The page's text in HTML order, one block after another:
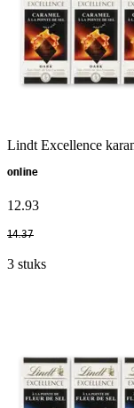
Lindt Excellence
online
12.93
14.37
3 stuks